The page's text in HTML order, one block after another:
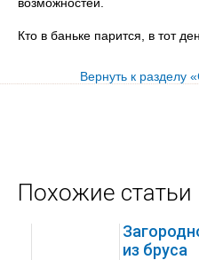
Кто в баньке парится, в тот
Вернуть к разделу
Похожие статьи
из бруса